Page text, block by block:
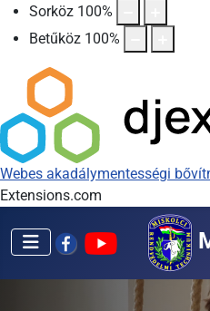
Sorköz 100%
Betűköz 100%
Webes akadálymentességi
Extensions.com